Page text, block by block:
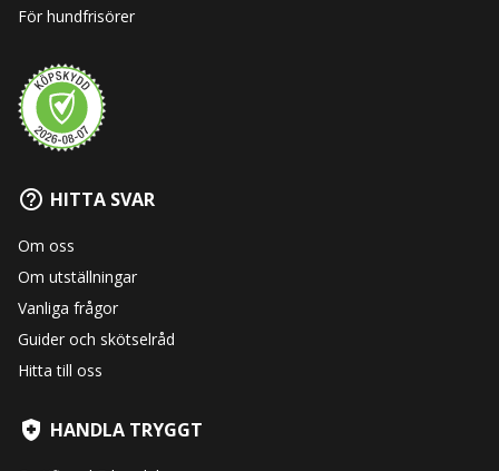
För hundfrisörer
HITTA SVAR
Om oss
Om utställningar
Vanliga frågor
Guider och skötselråd
Hitta till oss
HANDLA TRYGGT